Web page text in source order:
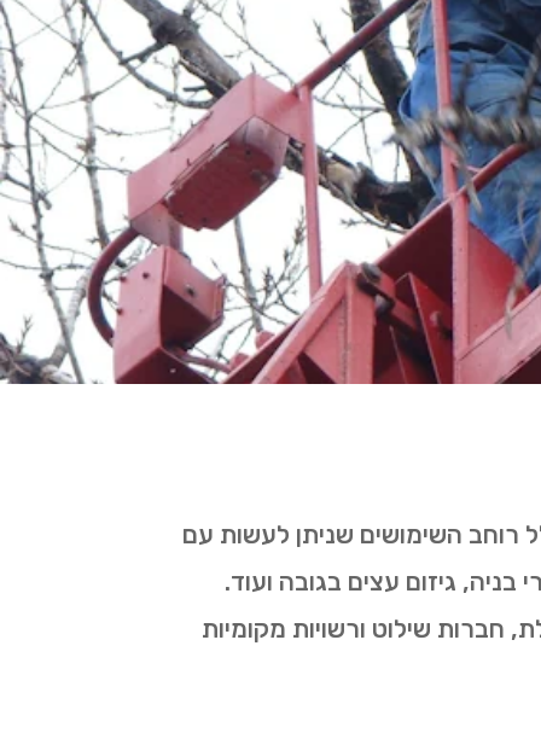
רוחב השימושים שניתן לעשות עם
גיזום עצים בגובה ועוד.
חברות שילוט ורשויות מקומיות